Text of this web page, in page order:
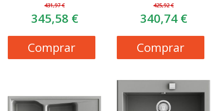
431,97 €
345,58 €
Comprar
425,92 €
340,74 €
Comprar